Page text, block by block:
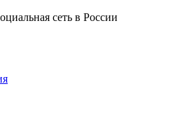
сеть в России